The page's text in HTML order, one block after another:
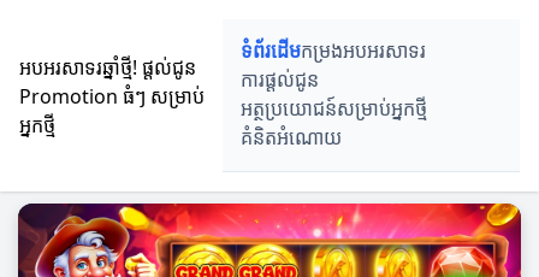
អបអរសាទរឆ្នាំថ្មី! ផ្តល់ជូន
Promotion ធំៗ សម្រាប់
អ្នកថ្មី
ទំព័រដើមកម្រងអបអរសាទរ
ការផ្តល់ជូន
អត្ថប្រយោជន៍សម្រាប់អ្នកថ្មី
គំនិតអំណោយ